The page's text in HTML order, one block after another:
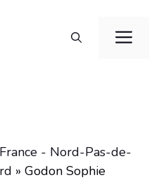
- Nord-Pas-de-
» Godon Sophie